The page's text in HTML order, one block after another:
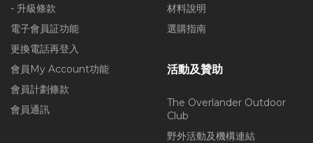
- 升級條款
電子會員証功能
更換電話再登入
會員My Account功能
會員計劃條款
會員通訊
材料說明
選購指南
活動及贊助
The Overlander Outdoor
Club
野外活動及機構連結